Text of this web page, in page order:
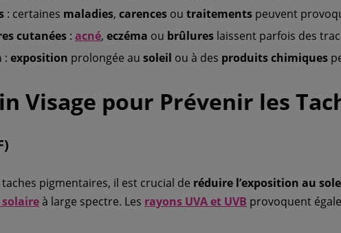
: certaines maladies, carences ou traitements peuvent
cutanées : acné, eczéma ou brûlures laissent parfois des
: exposition prolongée au soleil ou à des produits chimiques
Visage pour Prévenir les
pigmentaires, il est crucial de réduire l’exposition au
à large spectre. Les rayons UVAet UVB provoquent